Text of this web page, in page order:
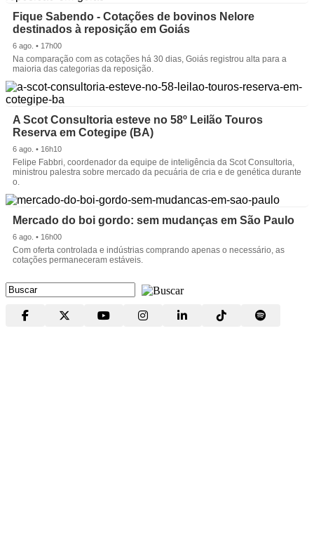
Fique Sabendo - Cotações de bovinos Nelore
destinados à reposição em Goiás
6 ago. • 17h00
Na comparação com as cotações há 30 dias, Goiás registrou alta para a
maioria das categorias da reposição.
A Scot Consultoria esteve no 58º Leilão Touros
Reserva em Cotegipe (BA)
6 ago. • 16h10
Felipe Fabbri, coordenador da equipe de inteligência da Scot Consultoria,
ministrou palestra sobre mercado da pecuária de cria e de genética durante
o.
Mercado do boi gordo: sem mudanças em São Paulo
6 ago. • 16h00
Com oferta controlada e indústrias comprando apenas o necessário, as
cotações permaneceram estáveis.